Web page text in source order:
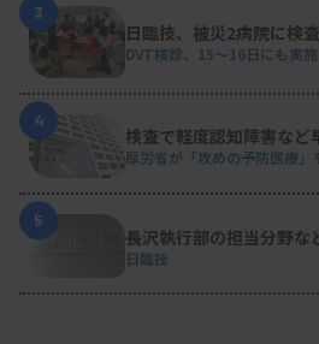
3
日臨技、被災2病院に検
DVT検診、15～16日にも実施
4
検査で軽度認知障害など
厚労省が「攻めの予防医療」
5
長沢執行部の担当分野な
日臨技